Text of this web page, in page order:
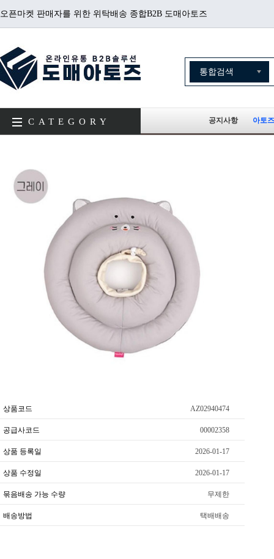
오픈마켓 판매자를 위한 위탁배송 종합B2B 도매아토즈
CATEGORY 공지사항 아토
상품코드 AZ02940474
공급사코드 00002358
상품 등록일 2026-01-17
상품 수정일 2026-01-17
묶음배송 가능 수량 무제한
배송방법 택배배송